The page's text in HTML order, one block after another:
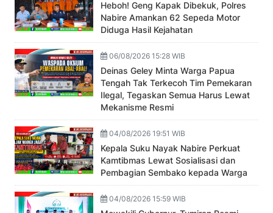
Heboh! Geng Kapak Dibekuk, Polres
Nabire Amankan 62 Sepeda Motor
Diduga Hasil Kejahatan
06/08/2026 15:28 WIB
Deinas Geley Minta Warga Papua
Tengah Tak Terkecoh Tim Pemekaran
Ilegal, Tegaskan Semua Harus Lewat
Mekanisme Resmi
04/08/2026 19:51 WIB
Kepala Suku Nayak Nabire Perkuat
Kamtibmas Lewat Sosialisasi dan
Pembagian Sembako kepada Warga
04/08/2026 15:59 WIB